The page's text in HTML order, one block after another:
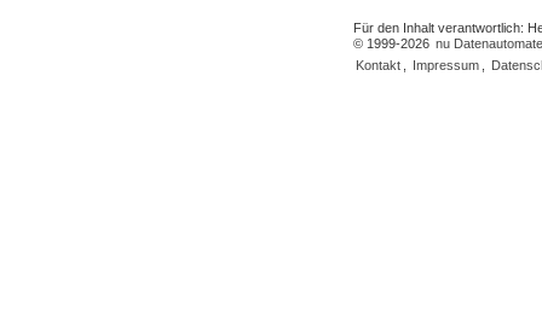
Für den Inhalt verantwortlich:
© 1999-2026 nu
Kontakt
Impressum